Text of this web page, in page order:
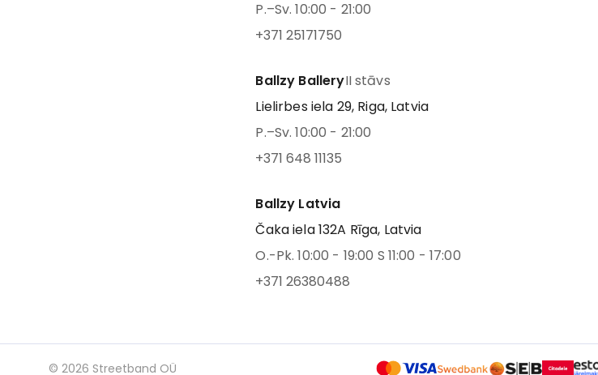
P.–Sv. 10:00 - 21:00
+371 25171750
Ballzy BalleryII stāvs
Lielirbes iela 29, Riga, Latvia
P.–Sv. 10:00 - 21:00
+371 648 11135
Ballzy Latvia
Čaka iela 132A Rīga, Latvia
O.-Pk. 10:00 - 19:00 S 11:00 - 17:00
+371 26380488
© 2026 Streetband OÜ